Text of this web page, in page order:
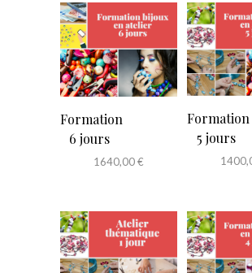
Formation
6 jours
1640,00€
Formation
5 jours